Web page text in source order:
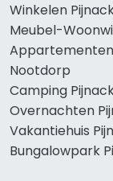
Winkelen
Meubel-
Nootdorp
Camping
Overnachten
Vakantiehuis
Bungalowpark